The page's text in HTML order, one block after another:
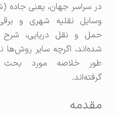
در سراسر جهان، یعنی جاده
وسایل نقلیه شهری و برقی)
حمل و نقل دریایی، شرح داده
شده‌اند، اگرچه سایر روش‌ها نیز
طور خلاصه مورد بحث قرار
گرفته‌اند.
مقدمه